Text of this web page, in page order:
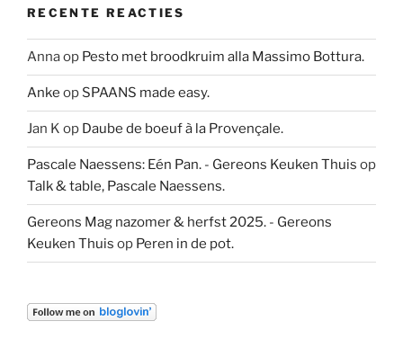
RECENTE REACTIES
Annaop Pesto met broodkruim alla Massimo Bottura.
Anke op SPAANS made easy.
Jan K op Daube de boeuf à la Provençale.
Pascale Naessens: Eén Pan. - Gereons Keuken Thuis op
Talk & table, Pascale Naessens.
Gereons Mag nazomer & herfst 2025. - Gereons
Keuken Thuis op Peren in de pot.